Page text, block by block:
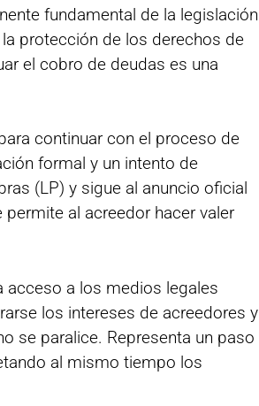
fundamental de la legislación
protección de los derechos de
el cobro de deudas es una
continuar con el proceso de
formal y un intento de
(LP) y sigue al anuncio oficial
al acreedor hacer valer
acceso a los medios legales
los intereses de acreedores y
se paralice. Representa un paso
al mismo tiempo los